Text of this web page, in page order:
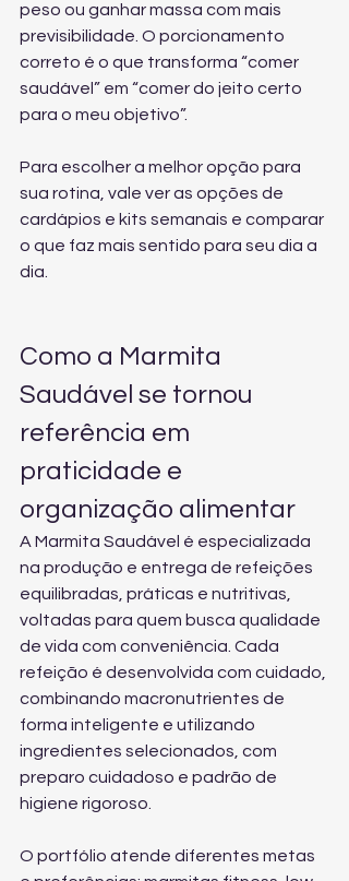
peso ou ganhar massa com mais
previsibilidade. O porcionamento
correto é o que transforma “comer
saudável” em “comer do jeito certo
para o meu objetivo”.
Para escolher a melhor opção para
sua rotina, vale ver as opções de
cardápios e kits semanais e comparar
o que faz mais sentido para seu dia a
dia.
Como a Marmita
Saudável se tornou
referência em
praticidade e
organização alimentar
A Marmita Saudável é especializada
na produção e entrega de refeições
equilibradas, práticas e nutritivas,
voltadas para quem busca qualidade
de vida com conveniência. Cada
refeição é desenvolvida com cuidado,
combinando macronutrientes de
forma inteligente e utilizando
ingredientes selecionados, com
preparo cuidadoso e padrão de
higiene rigoroso.
O portfólio atende diferentes metas